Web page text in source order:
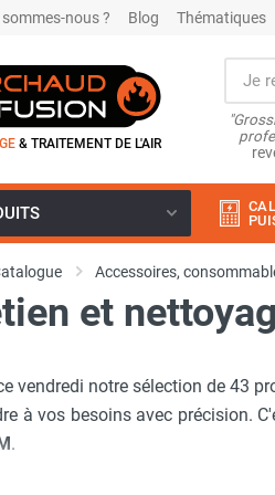
nous ? Blog Thématiques
& TRAITEMENT DE L'AIR
mobile
d'air
d'air mobile
Accessoires,
et
vendredi notre sélection de 43
à vos besoins avec précision.
.